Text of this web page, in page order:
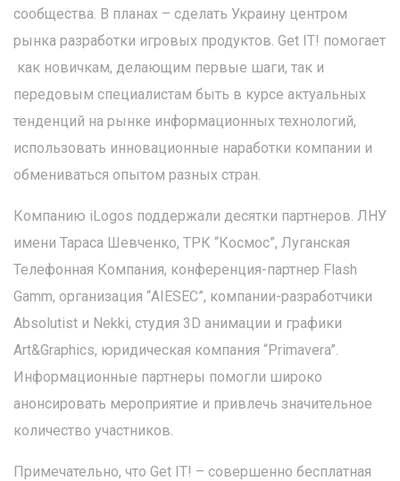
сообщества. В планах – сделать Украину центром
рынка разработки игровых продуктов. Get IT! помогает
как новичкам, делающим первые шаги, так и
передовым специалистам быть в курсе актуальных
тенденций на рынке информационных технологий,
использовать инновационные наработки компании и
обмениваться опытом разных стран.
Компанию iLogos поддержали десятки партнеров. ЛНУ
имени Тараса Шевченко, ТРК “Космос”, Луганская
Телефонная Компания, конференция-партнер Flash
Gamm, организация “AIESEC”, компании-разработчики
Absolutist и Nekki, студия 3D анимации и графики
Art&Graphics, юридическая компания “Primavera”.
Информационные партнеры помогли широко
анонсировать мероприятие и привлечь значительное
количество участников.
Примечательно, что Get IT! – совершенно бесплатная